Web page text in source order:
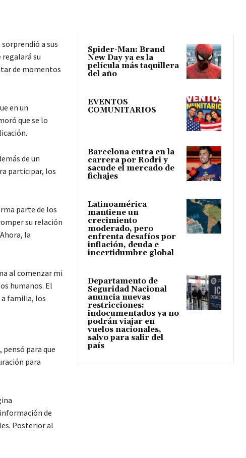
a sus
regalará su
de momentos
en un
que se lo
de un
participar, los
parte de los
su relación
la
al comenzar mi
humanos. El
familia, los
para que
para
de
Posterior al
Spider-Man: Brand
New Day ya es la
película más taquillera
del año
EVENTOS
COMUNITARIOS
Barcelona entra en la
carrera por Rodri y
sacude el mercado de
fichajes
Latinoamérica
mantiene un
crecimiento
moderado, pero
enfrenta desafíos por
inflación, deuda e
incertidumbre global
Departamento de
Seguridad Nacional
anuncia nuevas
restricciones:
indocumentados ya no
podrán viajar en
vuelos nacionales,
salvo para salir del
país